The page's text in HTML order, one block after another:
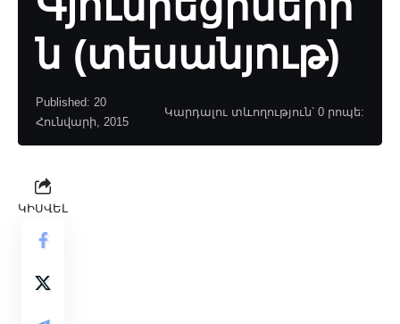
ն (տեսանյութ)
Published: 20
Հունվարի, 2015
Կարդալու տևողություն՝ 0 րոպե:
ԿԻՍՎԵԼ